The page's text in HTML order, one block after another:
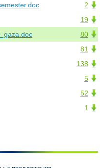
2
19
80
81
138
5
52
1